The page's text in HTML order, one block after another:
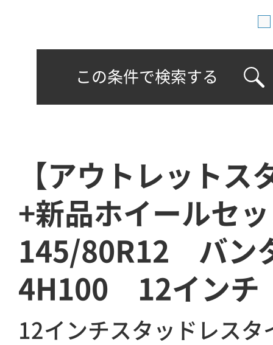
この条件で検索する
【アウトレットス
+新品ホイールセ
145/80R12 バ
4H100 12インチ
12インチスタッドレスタ